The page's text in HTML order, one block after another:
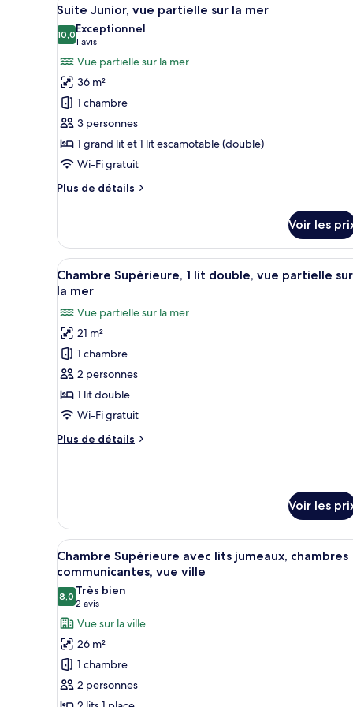
de
chambre
Chambre
Double
Supérieure,
vue
mer
toutes
les
photos
pour
ce
type
de
chambre :
Suite
Junior,
sur
la
mer
5
Suite Junior, vue partielle sur la mer
10,010,0 sur 10
Exceptionnel
1 avis
(1 avis)
Vue partielle sur la mer
36 m²
1 chambre
3 personnes
1 grand lit et 1 lit escamotable (double)
Wi-Fi gratuit
Plus de détails
Plus
le
type
de
chambre
Junior,
vue
partielle
sur
la
Voir les
Afficher
toutes
photos
pour
ce
type
de
chambre :
Supérieure,
vue
partielle
sur
la
mer
Une chambre d’hôtel
6
Chambre Supérieure, 1 lit double, vue partielle sur
la mer
Vue partielle sur la mer
21 m²
1 chambre
2 personnes
1 lit double
Wi-Fi gratuit
Plus de détails
Plus
de
chambre
Chambre
Supérieure,
1
lit
double,
vue
partielle
sur
la
mer
Voir les
Afficher
toutes
les
photos
pour
ce
type
de
chambre :
Une chambre d’hôtel avec
6
Chambre Supérieure avec lits jumeaux, chambres
communicantes, vue ville
8,08,0 sur 10
Très bien
2 avis
(2 avis)
Vue sur la ville
26 m²
1 chambre
2 personnes